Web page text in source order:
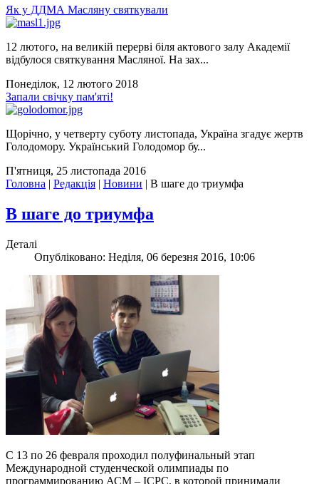
Як у ДДМА Масляну святкували
12 лютого, на великій перерві біля актового залу Академії
відбулося святкування Масляної. На зах...
Понеділок, 12 лютого 2018
Запали свічку пам'яті!
Щорічно, у четверту суботу листопада, Україна згадує жертв
Голодомору. Український Голодомор бу...
П'ятниця, 25 листопада 2016
Головна | Редакція | Новини | В шаге до триумфа
В шаге до триумфа
Деталі
Опубліковано: Неділя, 06 березня 2016, 10:06
С 13 по 26 февраля проходил полуфинальный этап
Международной студенческой олимпиады по
программированию АСМ – ІСРС, в которой принимали